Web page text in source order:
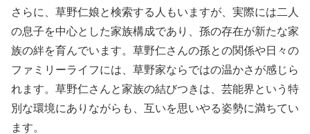
さらに、草野仁娘と検索する人もいますが、実際には二人
の息子を中心とした家族構成であり、孫の存在が新たな家
族の絆を育んでいます。草野仁さんの孫との関係や日々の
ファミリーライフには、草野家ならではの温かさが感じら
れます。草野仁さんと家族の結びつきは、芸能界という特
別な環境にありながらも、互いを思いやる姿勢に満ちてい
ます。